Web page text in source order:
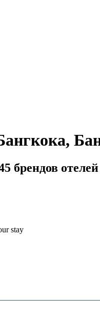
брендов
stay